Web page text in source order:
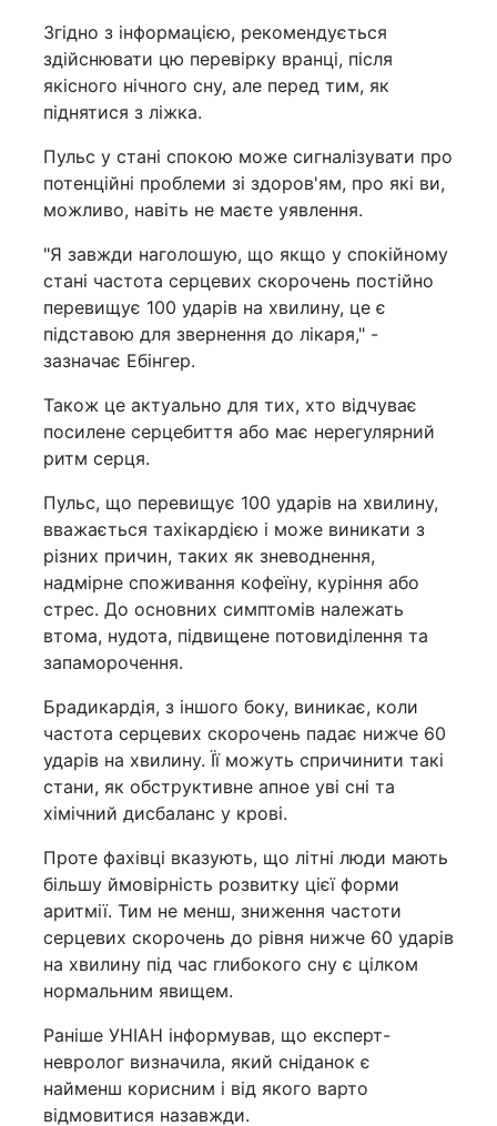
Згідно з інформацією, рекомендується
здійснювати цю перевірку вранці, після
якісного нічного сну, але перед тим, як
піднятися з ліжка.
Пульс у стані спокою може сигналізувати про
потенційні проблеми зі здоров'ям, про які ви,
можливо, навіть не маєте уявлення.
"Я завжди наголошую, що якщо у спокійному
стані частота серцевих скорочень постійно
перевищує 100 ударів на хвилину, це є
підставою для звернення до лікаря," -
зазначає Ебінгер.
Також це актуально для тих, хто відчуває
посилене серцебиття або має нерегулярний
ритм серця.
Пульс, що перевищує 100 ударів на хвилину,
вважається тахікардією і може виникати з
різних причин, таких як зневоднення,
надмірне споживання кофеїну, куріння або
стрес. До основних симптомів належать
втома, нудота, підвищене потовиділення та
запаморочення.
Брадикардія, з іншого боку, виникає, коли
частота серцевих скорочень падає нижче 60
ударів на хвилину. Її можуть спричинити такі
стани, як обструктивне апное уві сні та
хімічний дисбаланс у крові.
Проте фахівці вказують, що літні люди мають
більшу ймовірність розвитку цієї форми
аритмії. Тим не менш, зниження частоти
серцевих скорочень до рівня нижче 60 ударів
на хвилину під час глибокого сну є цілком
нормальним явищем.
Раніше УНІАН інформував, що експерт-
невролог визначила, який сніданок є
найменш корисним і від якого варто
відмовитися назавжди.